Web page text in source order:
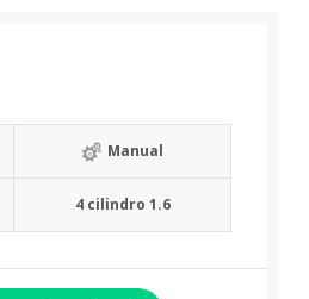
Manual
4 cilindro 1.6